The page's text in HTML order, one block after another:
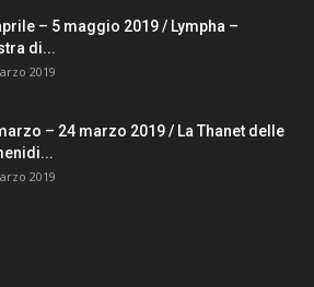
– 5 maggio 2019 / Lympha –
di...
2019
– 24 marzo 2019 / La Thanet delle
2019